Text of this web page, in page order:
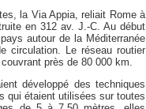
la Via Appia, reliait Rome à
en 312 av. J.-C. Au début
autour de la Méditerranée
circulation. Le réseau routier
près de 80 000 km.
développé des techniques
qui étaient utilisées sur toutes